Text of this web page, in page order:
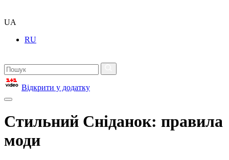
UA
RU
Відкрити у додатку
Стильний Сніданок: правила
моди